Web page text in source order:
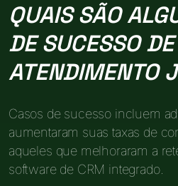
QUAIS SÃO
DE SUCESSO
ATENDIMENTO
Casos de sucesso incluem
aumentaram suas taxas de
aqueles que melhoraram a
software de CRM integrado.